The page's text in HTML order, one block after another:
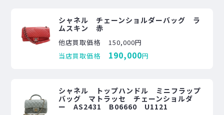
シャネル チェーンショルダーバッグ ラ
ムスキン 赤
他店買取価格
150,000円
当店買取価格
190,000円
シャネル トップハンドル ミニフラップ
バッグ マトラッセ チェーンショルダ
ー AS2431 B06660 U1121